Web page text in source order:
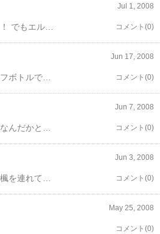
今日は海開きの日なんだって。天気も良いし、ボクも海に連れて行ってもらったよ！ でもエルモちゃんの一番の目的は このフレンチトーストだったみたい中がとろっとろで、とぉ～ってもおいしいんだってもっと食べたい、って、エルモちゃん何度も言ってたよ！本当においしかったんだね。ボクも食べてみたいなぁ。やっぱり海は楽しいね海だ～い好き
Jul 1, 2008
コメント(0)
７回目の結婚記念日はとっておきのシャンパンでお祝いしてあ～～げるっでもハーフボトルで、もうへろへろやないか～～いボンジュール
Jun 17, 2008
コメント(0)
Jun 7, 2008
コメント(0)
Jun 3, 2008
コメント(0)
May 25, 2008
コメント(0)